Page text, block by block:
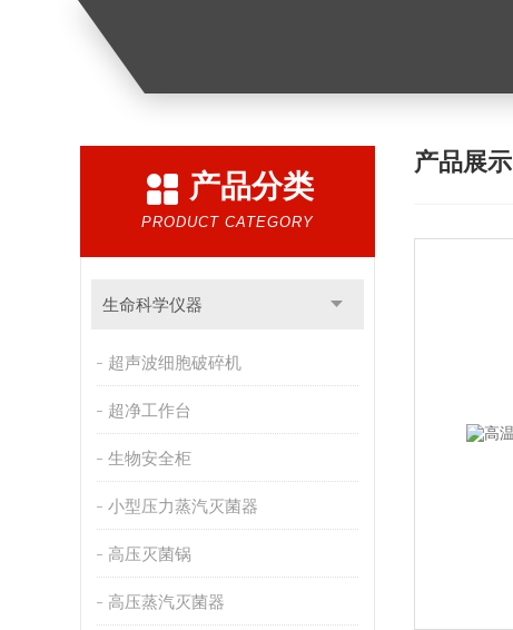
产品分类
PRODUCT CATEGORY
生命科学仪器
超声波细胞破碎机
超净工作台
生物安全柜
小型压力蒸汽灭菌器
高压灭菌锅
高压蒸汽灭菌器
产品展示